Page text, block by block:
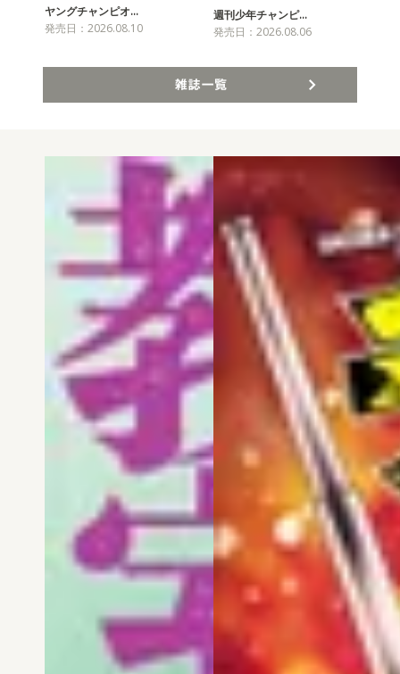
ヤングチャンピオ…
発売日：2026.08.10
週刊少年チャンピ…
発売日：2026.08.06